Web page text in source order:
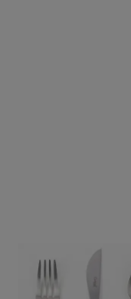
オリジナリティ
れています。ま
るなど、それぞ
スタイリッシュ
します。